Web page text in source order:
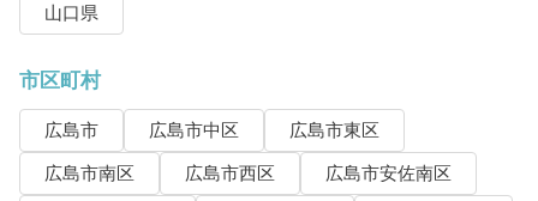
山口県
市区町村
広島市 広島市中区
広島市東区
広島市南区
広島市西区
広島市安佐南区